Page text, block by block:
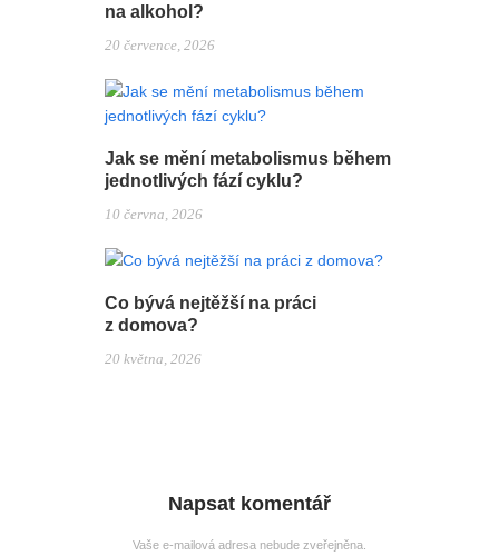
na alkohol?
20 července, 2026
Jak se mění metabolismus během
jednotlivých fází cyklu?
10 června, 2026
Co bývá nejtěžší na práci
z domova?
20 května, 2026
Napsat komentář
Vaše e-mailová adresa nebude zveřejněna.